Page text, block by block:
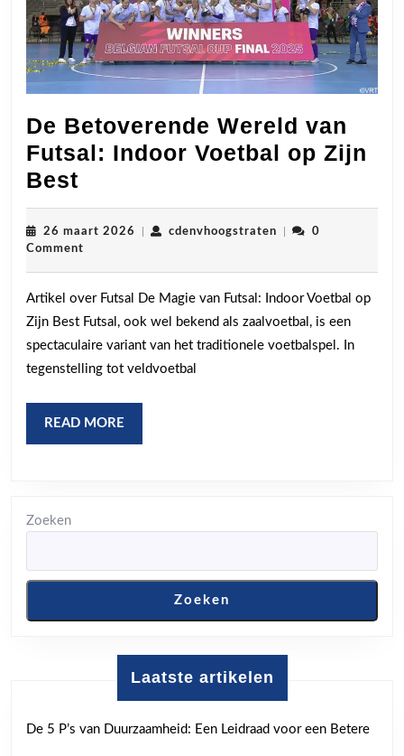
De Betoverende Wereld van
Futsal: Indoor Voetbal op Zijn
Best
Betoverende
Wereld
van
Futsal:
Indoor
Voetbal
op
Best
26 maart 2026 26
cdenvhoogstratencdenvhoogstraten
0
Comment
Artikel over Futsal De Magie van Futsal: Indoor Voetbal op
Zijn Best Futsal, ook wel bekend als zaalvoetbal, is een
spectaculaire variant van het traditionele voetbalspel. In
tegenstelling tot veldvoetbal
READ MORE
MORE
Zoeken
Zoeken
Laatste artikelen
De 5 P’s van Duurzaamheid: Een Leidraad voor een Betere